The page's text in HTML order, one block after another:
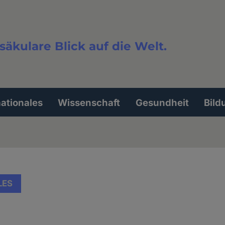
Blick auf die Welt.
Wissenschaft Gesundheit